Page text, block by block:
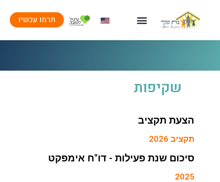
תרמו עכשיו
שקיפות
הצעת תקציב
תקציב 2026
סיכום שנת פעילות - דו"ח אימפקט
2025